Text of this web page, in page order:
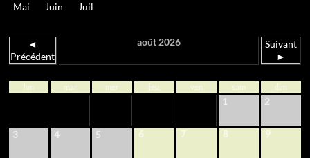
Mai Juin Juil
◄
Précédent
août 2026
Suivant
►
lun mar mer jeu ven sam dim
1 2
3 4 5 6 7 8 9